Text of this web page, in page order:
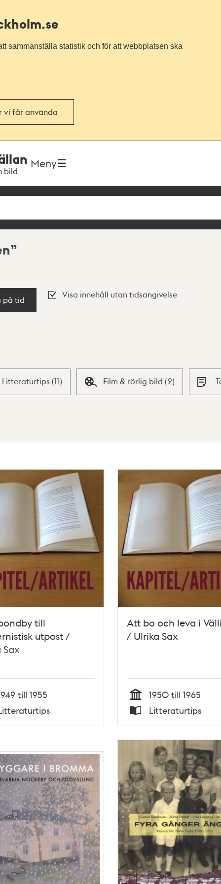
sammanställa statistik och för att webbplatsen ska
vi får använda
bild
Meny
på tid
Visa innehåll utan tidsangivelse
Litteraturtips (11) Film & rörlig bild (2)
till
utpost /
Sax
till 1955
Att bo och leva i
/ Ulrika Sax
Tid
1950 till 1965
Typ
Litteraturtips